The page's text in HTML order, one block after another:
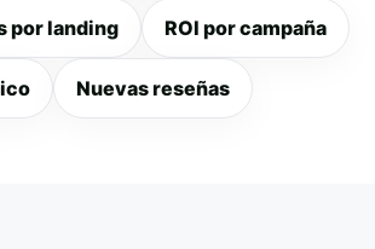
por landing ROI por campaña
Nuevas reseñas